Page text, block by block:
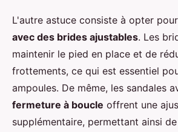
L'autre astuce consiste à opter
avec des brides ajustables. Les
maintenir le pied en place et de
frottements, ce qui est essentiel
ampoules. De même, les sandales
fermeture à boucle offrent une
supplémentaire, permettant ainsi